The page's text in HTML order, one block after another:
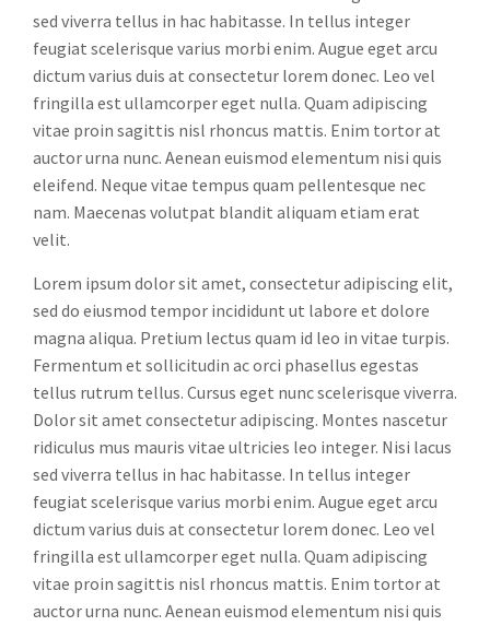
sed viverra tellus in hac habitasse. In tellus integer
feugiat scelerisque varius morbi enim. Augue eget arcu
dictum varius duis at consectetur lorem donec. Leo vel
fringilla est ullamcorper eget nulla. Quam adipiscing
vitae proin sagittis nisl rhoncus mattis. Enim tortor at
auctor urna nunc. Aenean euismod elementum nisi quis
eleifend. Neque vitae tempus quam pellentesque nec
nam. Maecenas volutpat blandit aliquam etiam erat
velit.
Lorem ipsum dolor sit amet, consectetur adipiscing elit,
sed do eiusmod tempor incididunt ut labore et dolore
magna aliqua. Pretium lectus quam id leo in vitae turpis.
Fermentum et sollicitudin ac orci phasellus egestas
tellus rutrum tellus. Cursus eget nunc scelerisque viverra.
Dolor sit amet consectetur adipiscing. Montes nascetur
ridiculus mus mauris vitae ultricies leo integer. Nisi lacus
sed viverra tellus in hac habitasse. In tellus integer
feugiat scelerisque varius morbi enim. Augue eget arcu
dictum varius duis at consectetur lorem donec. Leo vel
fringilla est ullamcorper eget nulla. Quam adipiscing
vitae proin sagittis nisl rhoncus mattis. Enim tortor at
auctor urna nunc. Aenean euismod elementum nisi quis